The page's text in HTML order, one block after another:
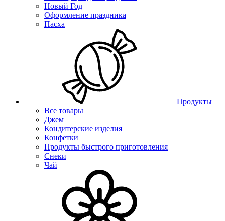
Новый Год
Оформление праздника
Пасха
Продукты
Все товары
Джем
Кондитерские изделия
Конфетки
Продукты быстрого приготовления
Снеки
Чай